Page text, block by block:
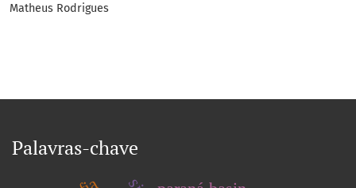
Matheus Rodrigues
Palavras-chave